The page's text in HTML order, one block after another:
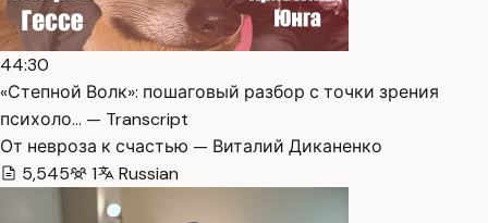
44:30
«Степной Волк»: пошаговый разбор с точки зрения
психоло… — Transcript
От невроза к счастью — Виталий Диканенко
5,545
1 Russian